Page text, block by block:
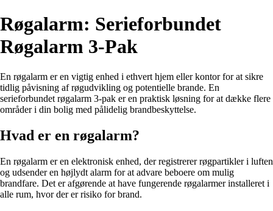
Røgalarm: Serieforbundet
Røgalarm 3-Pak
En røgalarm er en vigtig enhed i ethvert hjem eller kontor for at sikre
tidlig påvisning af røgudvikling og potentielle brande. En
serieforbundet røgalarm 3-pak er en praktisk løsning for at dække flere
områder i din bolig med pålidelig brandbeskyttelse.
Hvad er en røgalarm?
En røgalarm er en elektronisk enhed, der registrerer røgpartikler i luften
og udsender en højlydt alarm for at advare beboere om mulig
brandfare. Det er afgørende at have fungerende røgalarmer installeret i
alle rum, hvor der er risiko for brand.